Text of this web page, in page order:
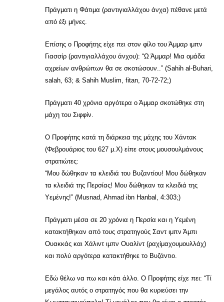
Πράγματι η Φάτιμα (ραντιγιαλλάχου άνχα) πέθανε μετά
από έξι μήνες.
Επίσης ο Προφήτης είχε πει στον φίλο του Άμμαρ ιμπν
Γιασσίρ (ραντιγιαλλάχου άνχου): “Ω Άμμαρ! Μια ομάδα
αχρείων ανθρώπων θα σε σκοτώσουν..” (Sahih al-Buhari,
salah, 63; & Sahih Muslim, fitan, 70-72-72;)
Πράγματι 40 χρόνια αργότερα ο Άμμαρ σκοτώθηκε στη
μάχη του Σιφφίν.
Ο Προφήτης κατά τη διάρκεια της μάχης του Χάντακ
(Φεβρουάριος του 627 μ.Χ) είπε στους μουσουλμάνους
στρατιώτες:
“Μου δώθηκαν τα κλειδιά του Βυζαντίου! Μου δώθηκαν
τα κλειδιά της Περσίας! Μου δώθηκαν τα κλειδιά της
Υεμένης!” (Musnad, Ahmad ibn Hanbal, 4:303;)
Πράγματι μέσα σε 20 χρόνια η Περσία και η Υεμένη
κατακτήθηκαν από τους στρατηγούς Σαντ ιμπν Άμπι
Ουακκάς και Χάλιντ ιμπν Ουαλίντ (ραχίμαχουμουλλάχ)
και πολύ αργότερα κατακτήθηκε το Βυζάντιο.
Εδώ θέλω να πω και κάτι άλλο. Ο Προφήτης είχε πει: “Τί
μεγάλος αυτός ο στρατηγός που θα κυριεύσει την